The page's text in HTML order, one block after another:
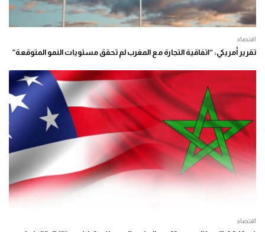
اقتصاد
تقرير أمريكي: “اتفاقية التجارة مع المغرب لم تحقق مستويات النمو المتوقعة”
اقتصاد